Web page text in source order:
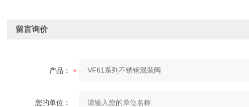
留言询价
产品：
您的单位：